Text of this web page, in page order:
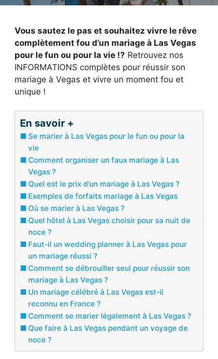
Vous sautez le pas et souhaitez vivre le rêve
complètement fou d’un mariage à Las Vegas
pour le fun ou pour la vie !? Retrouvez nos
INFORMATIONS complètes pour réussir son
mariage à Vegas et vivre un moment fou et
unique !
En savoir +
Se marier à Las Vegas pour le fun ou pour la
vie
Comment organiser un faux mariage à Las
Vegas ?
Quel est le prix d’un mariage à Las Vegas ?
Exemples de forfaits mariage à Las Vegas
Où se marier à Las Vegas ?
Quel hôtel à Las Vegas choisir pour sa nuit de
noce ?
Faut-il un wedding planner à Las Vegas pour
un mariage réussi ?
Comment se débrouiller seul pour réussir son
mariage à Las Vegas ?
Un mariage célébré à Las Vegas est-il
reconnu en France ?
Comment se marier légalement à Las Vegas ?
Que faire à Las Vegas pendant un voyage de
noce ?